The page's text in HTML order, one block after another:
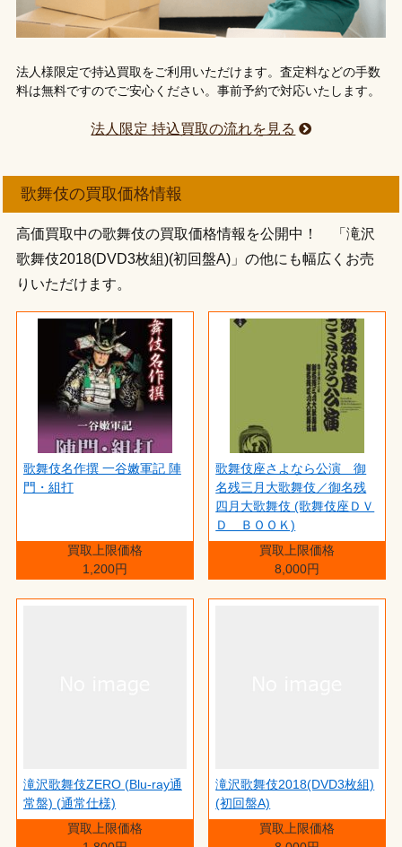
法人様限定で持込買取をご利用いただけます。査定料などの手数
料は無料ですのでご安心ください。事前予約で対応いたします。
法人限定 持込買取の流れを見る
歌舞伎の買取価格情報
高価買取中の歌舞伎の買取価格情報を公開中！ 「滝沢
歌舞伎2018(DVD3枚組)(初回盤A)」の他にも幅広くお売
りいただけます。
歌舞伎名作撰 一谷嫩軍記 陣
門・組打
買取上限価格
1,200円
歌舞伎座さよなら公演 御
名残三月大歌舞伎／御名残
四月大歌舞伎 (歌舞伎座ＤＶ
Ｄ ＢＯＯＫ)
買取上限価格
8,000円
滝沢歌舞伎ZERO (Blu-ray通
常盤) (通常仕様)
買取上限価格
滝沢歌舞伎2018(DVD3枚組)
(初回盤A)
買取上限価格